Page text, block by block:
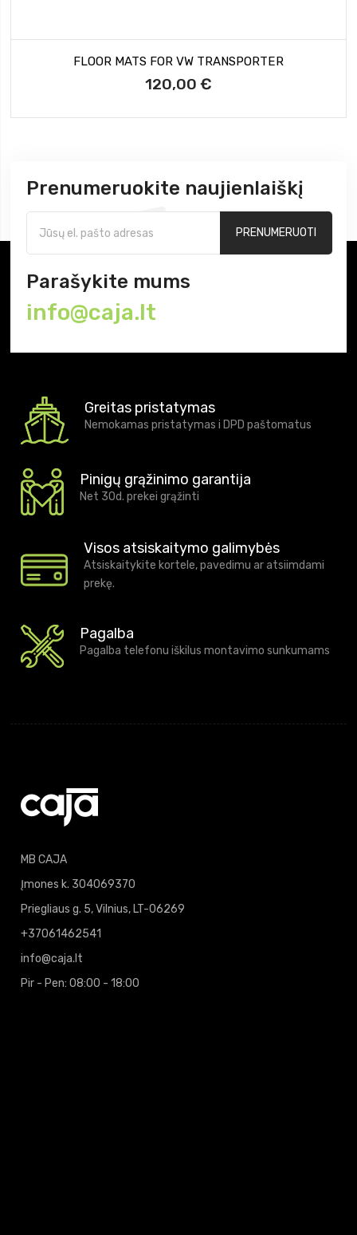
FLOOR MATS FOR VW TRANSPORTER
120,00 €
Prenumeruokite naujienlaiškį
PRENUMERUOTI
Parašykite mums
info@caja.lt
Greitas pristatymas
Nemokamas pristatymas i DPD paštomatus
Pinigų grąžinimo garantija
Net 30d. prekei grąžinti
Visos atsiskaitymo galimybės
Atsiskaitykite kortele, pavedimu ar atsiimdami
prekę.
Pagalba
Pagalba telefonu iškilus montavimo sunkumams
MB CAJA
Įmones k. 304069370
Priegliaus g. 5, Vilnius, LT-06269
+37061462541
info@caja.lt
Pir - Pen: 08:00 - 18:00